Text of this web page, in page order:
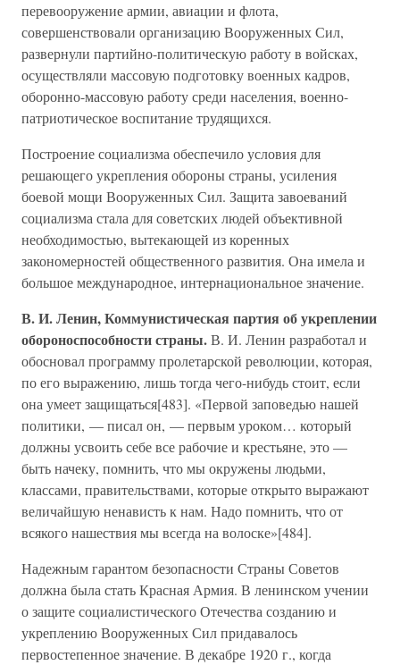
перевооружение армии, авиации и флота,
совершенствовали организацию Вооруженных Сил,
развернули партийно-политическую работу в войсках,
осуществляли массовую подготовку военных кадров,
оборонно-массовую работу среди населения, военно-
патриотическое воспитание трудящихся.
Построение социализма обеспечило условия для
решающего укрепления обороны страны, усиления
боевой мощи Вооруженных Сил. Защита завоеваний
социализма стала для советских людей объективной
необходимостью, вытекающей из коренных
закономерностей общественного развития. Она имела и
большое международное, интернациональное значение.
В. И. Ленин, Коммунистическая партия об укреплении
обороноспособности страны.В. И. Ленин разработал и
обосновал программу пролетарской революции, которая,
по его выражению, лишь тогда чего-нибудь стоит, если
она умеет защищаться[483]. «Первой заповедью нашей
политики, — писал он, — первым уроком… который
должны усвоить себе все рабочие и крестьяне, это —
быть начеку, помнить, что мы окружены людьми,
классами, правительствами, которые открыто выражают
величайшую ненависть к нам. Надо помнить, что от
всякого нашествия мы всегда на волоске»[484].
Надежным гарантом безопасности Страны Советов
должна была стать Красная Армия. В ленинском учении
о защите социалистического Отечества созданию и
укреплению Вооруженных Сил придавалось
первостепенное значение. В декабре 1920 г., когда